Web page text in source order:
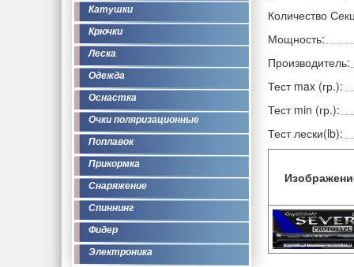
Катушки
Крючки
Леска
Одежда
Оснастка
Очки поляризационные
Поплавок
Прикормка
Снаряжение
Спиннинг
Фидер
Электроника
Количество
Мощность:
Производитель:
Тест max (гр.):
Тест min (гр.):
Тест лески(lb):